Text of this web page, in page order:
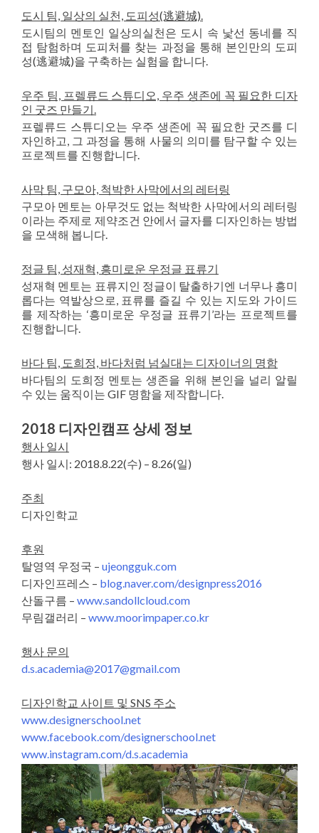
도시 팀, 일상의 실천, 도피성(逃避城).
도시팀의 멘토인 일상의실천은 도시 속 낯선 동네를 직
접 탐험하며 도피처를 찾는 과정을 통해 본인만의 도피
성(逃避城)을 구축하는 실험을 합니다.
우주 팀, 프렐류드 스튜디오, 우주 생존에 꼭 필요한 디자
인 굿즈 만들기.
프렐류드 스튜디오는 우주 생존에 꼭 필요한 굿즈를 디
자인하고, 그 과정을 통해 사물의 의미를 탐구할 수 있는
프로젝트를 진행합니다.
사막 팀, 구모아, 척박한 사막에서의 레터링
구모아 멘토는 아무것도 없는 척박한 사막에서의 레터링
이라는 주제로 제약조건 안에서 글자를 디자인하는 방법
을 모색해 봅니다.
정글 팀, 성재혁, 흥미로운 우정글 표류기
성재혁 멘토는 표류지인 정글이 탈출하기엔 너무나 흥미
롭다는 역발상으로, 표류를 즐길 수 있는 지도와 가이드
를 제작하는 ‘흥미로운 우정글 표류기’라는 프로젝트를
진행합니다.
바다 팀, 도희정, 바다처럼 넘실대는 디자이너의 명함
바다팀의 도희정 멘토는 생존을 위해 본인을 널리 알릴
수 있는 움직이는 GIF 명함을 제작합니다.
2018 디자인캠프 상세 정보
행사 일시
행사 일시: 2018.8.22(수) – 8.26(일)
주최
디자인학교
후원
탈영역 우정국 – ujeongguk.com
디자인프레스 – blog.naver.com/designpress2016
산돌구름 – www.sandollcloud.com
무림갤러리 – www.moorimpaper.co.kr
행사 문의
d.s.academia@2017@gmail.com
디자인학교 사이트 및 SNS 주소
www.designerschool.net
www.facebook.com/designerschool.net
www.instagram.com/d.s.academia